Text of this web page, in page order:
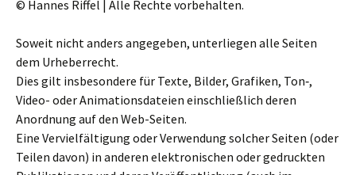
© Hannes Riffel | Alle Rechte vor­be­hal­ten.
Soweit nicht anders ange­ge­ben, unter­lie­gen alle Seiten
dem Urheberrecht.
Dies gilt ins­be­son­dere für Texte, Bilder, Grafiken, Ton‑,
Video- oder Animationsdateien ein­schließ­lich deren
Anordnung auf den Web-Seiten.
Eine Vervielfältigung oder Verwendung sol­cher Seiten (oder
Teilen davon) in ande­ren elek­tro­ni­schen oder gedruck­ten